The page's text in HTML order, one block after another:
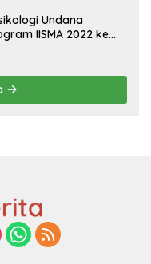
Undana
IISMA 2022 ke